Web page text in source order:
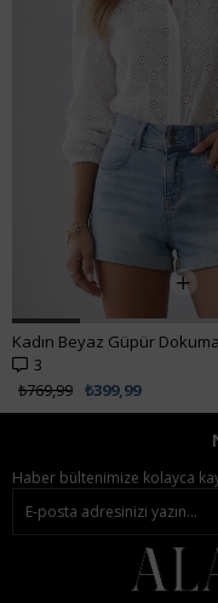
3
₺399,99
₺769,99
Haber bültenimize kolayca